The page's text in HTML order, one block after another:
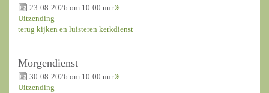
23-08-2026 om 10:00 uur
Uitzending
terug kijken en luisteren kerkdienst
Morgendienst
30-08-2026 om 10:00 uur
Uitzending